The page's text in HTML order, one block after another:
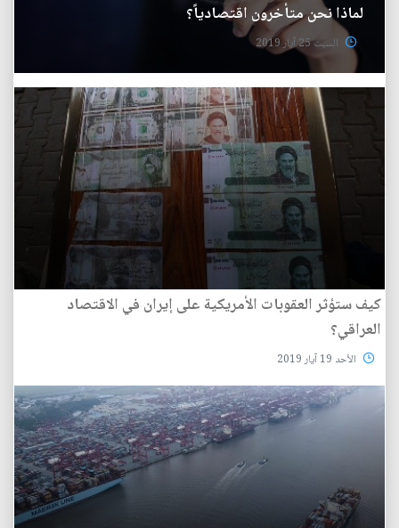
لماذا نحن متأخرون اقتصادياً؟
السبت 25 آيار 2019
كيف ستؤثر العقوبات الأمريكية على إيران في الاقتصاد
العراقي؟
الأحد 19 آيار 2019